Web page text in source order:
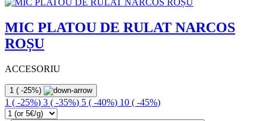
MIC PLATOU DE RULAT NARCOS
ROȘU
ACCESORIU
1 ( -25%)
1 ( -25%) 3 ( -35%) 5 ( -40%) 10 ( -45%)